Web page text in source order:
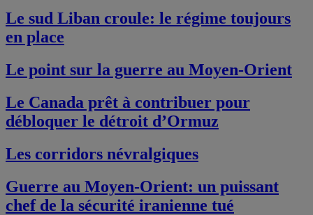
Le sud Liban croule: le régime toujours
en place
Le point sur la guerre au Moyen-Orient
Le Canada prêt à contribuer pour
débloquer le détroit d’Ormuz
Les corridors névralgiques
Guerre au Moyen-Orient: un puissant
chef de la sécurité iranienne tué